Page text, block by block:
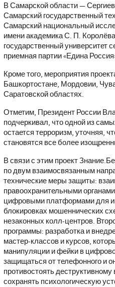
В Самарской области —
Самарский государственный
Самарский национальный
имени академика С. П.
государственный университет
приемная партии «Едина
Кроме того, мероприятия
Башкортостане, Мордовии,
Саратовской областях.
Отметим, Президент России
подчеркивал, что одной из
остается терроризм, уточняя,
становятся все более
В связи с этим проект
по двум взаимосвязанным
технические меры защиты:
правоохранительными
цифровыми платформами для
блокировках мошеннических
незаконных колл-центров.
программы: разработка и
мастер-классов и курсов,
манипуляции и фейки в
защищаться от телефонного и
противостоять
сохранять психологическую